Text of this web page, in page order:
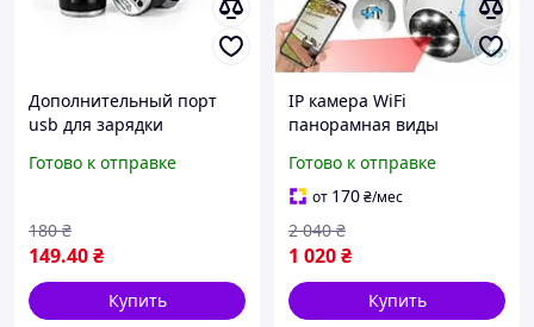
Дополнительный порт
usb для зарядки
12 V 231593
Готово к отправке
149.40₴
180 ₴
Купить
IP камера WiFi
панорамная виды
CAM L1 E27 WIFI IP 360/90,
комнатная камера
Готово к отправке
от 170₴/мес
1 020₴
2 040 ₴
Купить